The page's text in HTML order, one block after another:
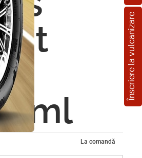
Înscriere la vulcanizare
La comandă